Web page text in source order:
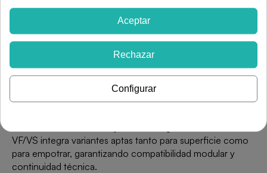
Enlace a reglamento REACH
Caja de distribución perteneciente a la gama Golf serie
VF/VS con capacidad para 12 módulos organizados en
una fila, suministrada con puerta opaca con apertura de
180 grados, obturadores, regleta, chasis y sujetacables.
Mantiene resistencia al hilo incandescente de 650°C,
VF/VS integra variantes aptas tanto para superficie como
para empotrar, garantizando compatibilidad modular y
continuidad técnica.
Aceptar
Rechazar
Configurar